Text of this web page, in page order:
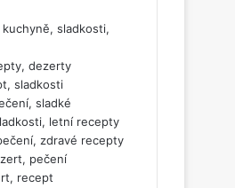
sladkosti,
dezerty
sladkosti
sladké
letní recepty
zdravé recepty
pečení
recept